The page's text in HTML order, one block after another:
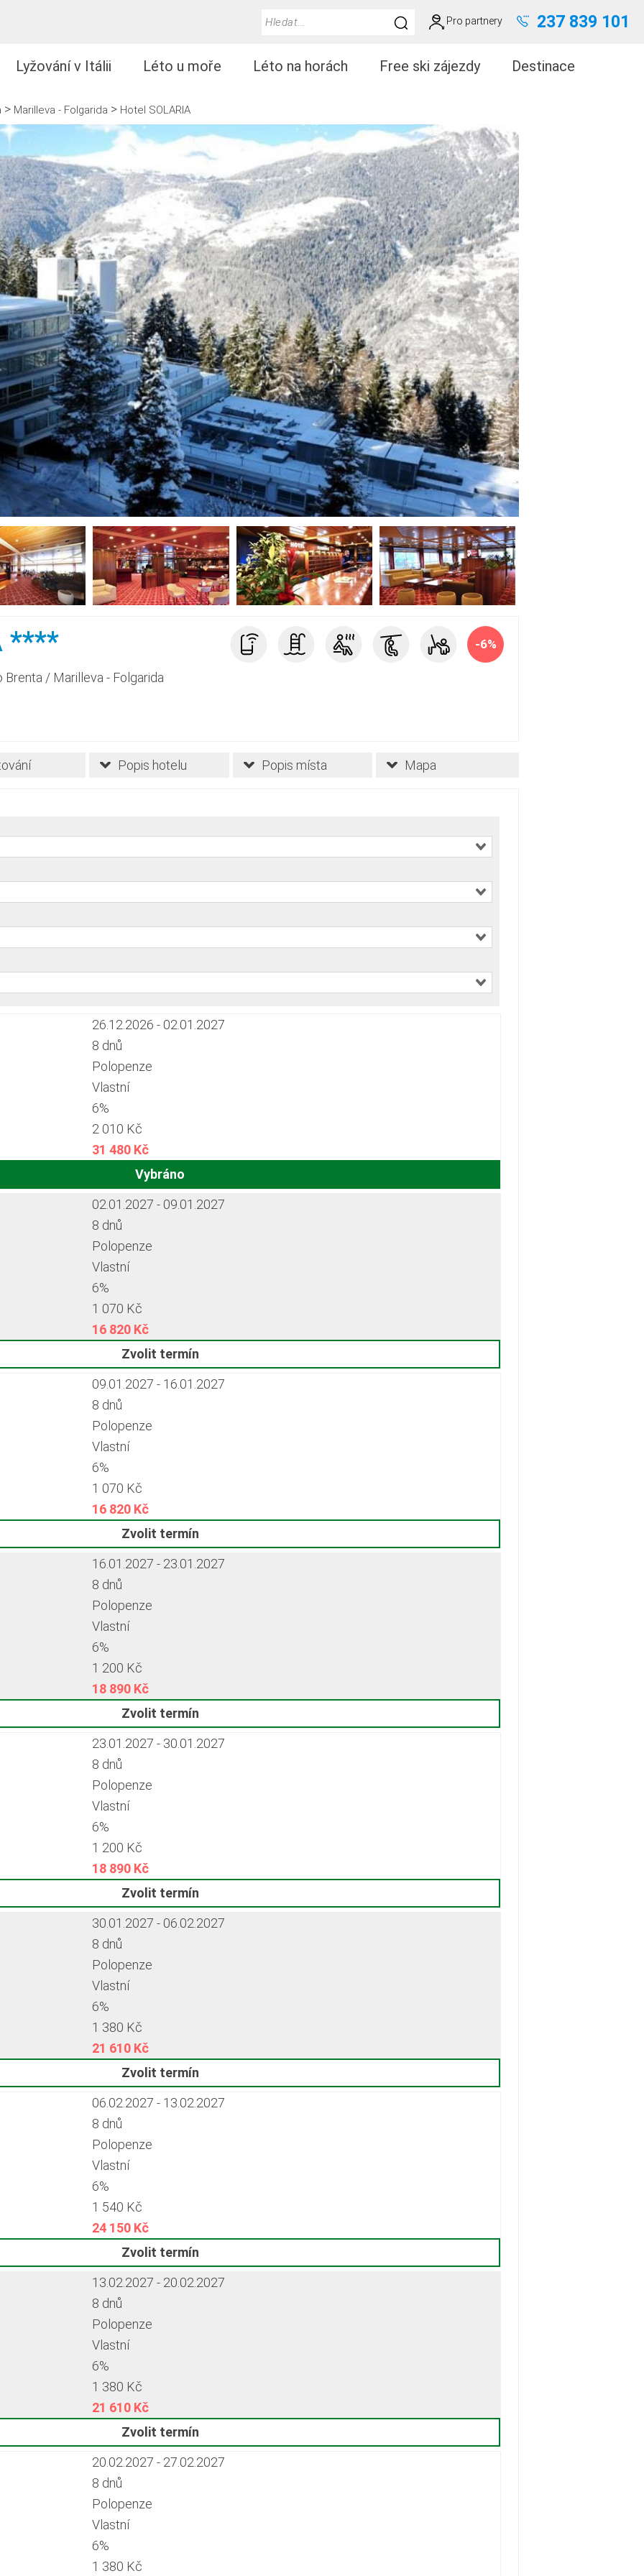
Pro partnery 237 839 101
Lyžování v Itálii Léto u moře Léto na horách Free ski zájezdy Destinace
> Marilleva - Folgarida > Hotel SOLARIA
**** -6%
Brenta / Marilleva - Folgarida
Popis hotelu Popis místa Mapa
26.12.2026 - 02.01.2027
8 dnů
Polopenze
Vlastní
6%
2 010 Kč
31 480 Kč
Vybráno
02.01.2027 - 09.01.2027
8 dnů
Polopenze
Vlastní
6%
1 070 Kč
16 820 Kč
Zvolit termín
09.01.2027 - 16.01.2027
8 dnů
Polopenze
Vlastní
6%
1 070 Kč
16 820 Kč
Zvolit termín
16.01.2027 - 23.01.2027
8 dnů
Polopenze
Vlastní
6%
1 200 Kč
18 890 Kč
Zvolit termín
23.01.2027 - 30.01.2027
8 dnů
Polopenze
Vlastní
6%
1 200 Kč
18 890 Kč
Zvolit termín
30.01.2027 - 06.02.2027
8 dnů
Polopenze
Vlastní
6%
1 380 Kč
21 610 Kč
Zvolit termín
06.02.2027 - 13.02.2027
8 dnů
Polopenze
Vlastní
6%
1 540 Kč
24 150 Kč
Zvolit termín
13.02.2027 - 20.02.2027
8 dnů
Polopenze
Vlastní
6%
1 380 Kč
21 610 Kč
Zvolit termín
20.02.2027 - 27.02.2027
8 dnů
Polopenze
Vlastní
6%
1 380 Kč